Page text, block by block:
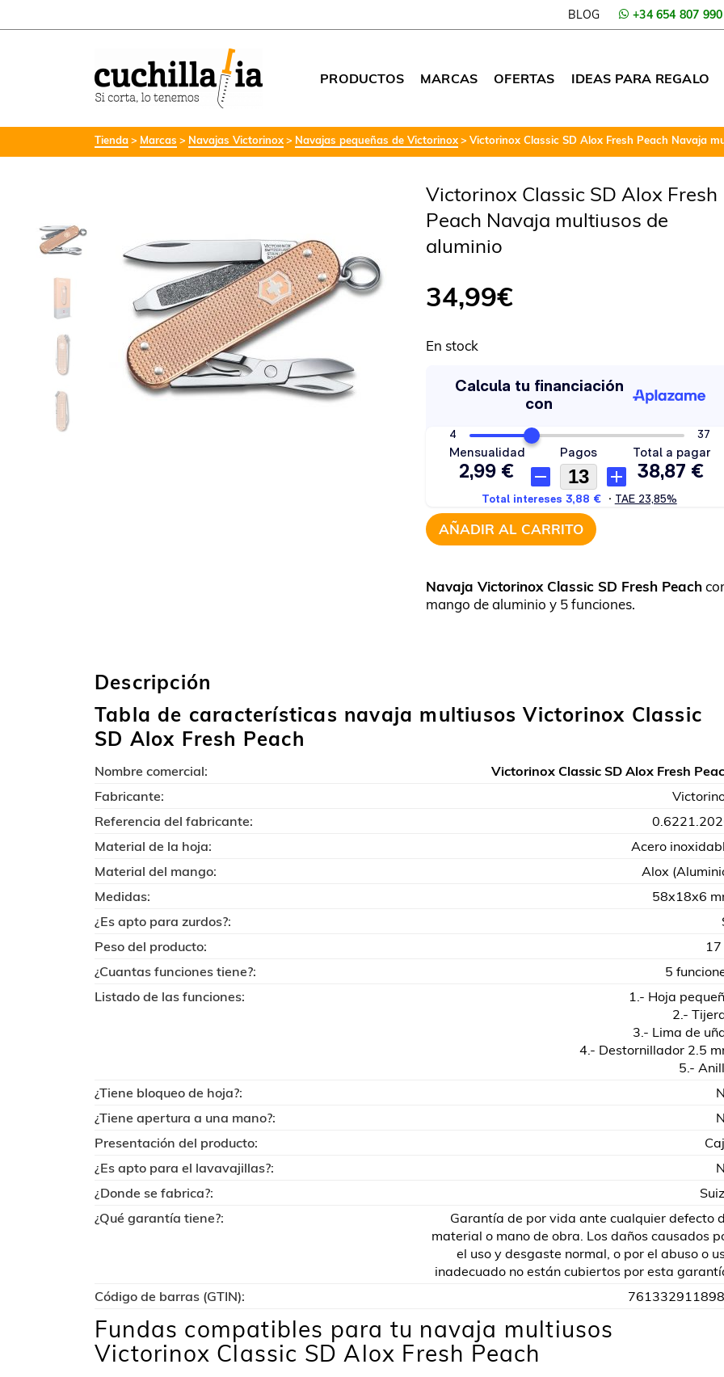
BLOG +34 654 807 990
PRODUCTOS MARCAS OFERTAS IDEAS PARA REGALO
Tienda Marcas Navajas Victorinox Navajas pequeñas de Victorinox Victorinox Classic SD Alox Fresh Peach Navaja
Victorinox Classic SD Alox Fresh
Peach Navaja multiusos de
aluminio
34,99€
En stock
AÑADIR AL CARRITO
Navaja Victorinox Classic SD Fresh Peach
mango de aluminio y 5 funciones.
Descripción
Tabla de características navaja multiusos Victorinox Classic
SD Alox Fresh Peach
Nombre comercial:
Victorinox Classic SD Alox Fresh
Fabricante:
Referencia del fabricante:
Material de la hoja:
Acero
Material del mango:
Alox
Medidas:
58x18x6
¿Es apto para zurdos?:
Peso del producto:
¿Cuantas funciones tiene?:
5
Listado de las funciones:
1.- Hoja
2.-
3.- Lima de
4.- Destornillador 2.5
5.-
¿Tiene bloqueo de hoja?:
¿Tiene apertura a una mano?:
Presentación del producto:
¿Es apto para el lavavajillas?:
¿Donde se fabrica?:
¿Qué garantía tiene?:
Garantía de por vida ante cualquier defecto
material o mano de obra. Los daños causados
el uso y desgaste normal, o por el abuso o
inadecuado no están cubiertos por esta
Código de barras (GTIN):
Fundas compatibles para tu navaja multiusos
Victorinox Classic SD Alox Fresh Peach